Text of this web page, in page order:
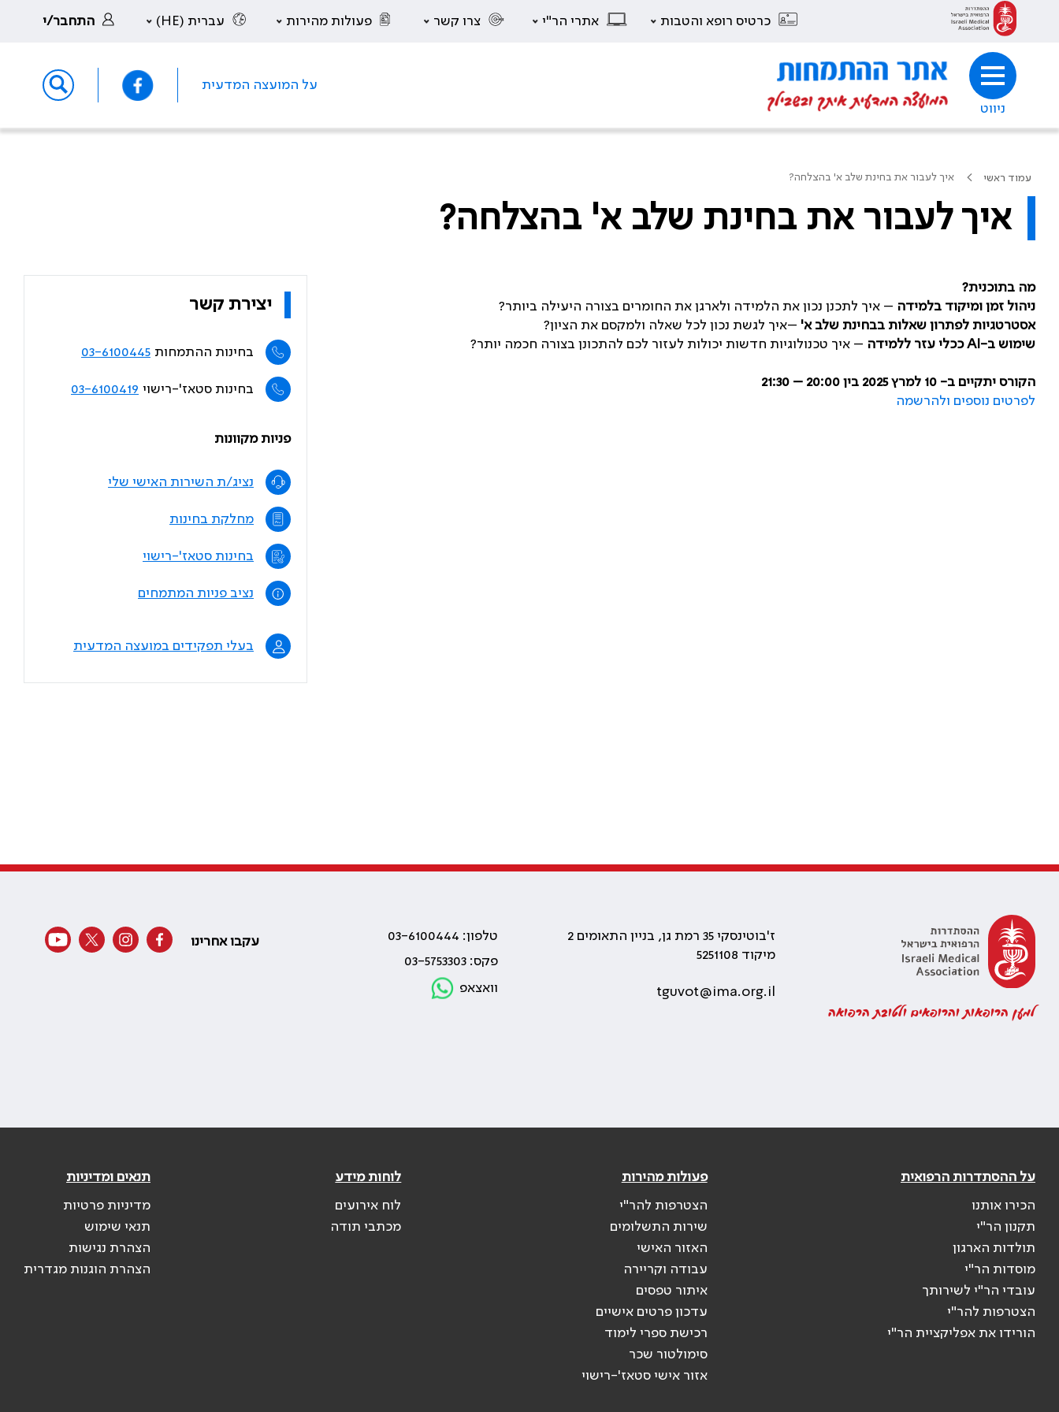
כרטיס רופא והטבות אתרי הר"י צרו קשר פעולות מהירות עברית (HE) התחבר/י
ניווט
על המועצה המדעית
עמוד ראשי איך לעבור את בחינת שלב א' בהצלחה?
איך לעבור את בחינת שלב א' בהצלחה?
מה בתוכנית?
ניהול זמן ומיקוד בלמידה – איך לתכנן נכון את הלמידה ולארגן את החומרים בצורה היעילה ביותר?
אסטרטגיות לפתרון שאלות בבחינת שלב א' –איך לגשת נכון לכל שאלה ולמקסם את הציון?
שימוש ב-AI ככלי עזר ללמידה – איך טכנולוגיות חדשות יכולות לעזור לכם להתכונן בצורה חכמה יותר?
הקורס יתקיים ב- 10 למרץ 2025 בין 20:00 – 21:30
לפרטים נוספים ולהרשמה
יצירת קשר
בחינות ההתמחות 03-6100445
בחינות סטאז'-רישוי 03-6100419
פניות מקוונות
נציג/ת השירות האישי שלי
מחלקת בחינות
בחינות סטאז'-רישוי
נציב פניות המתמחים
בעלי תפקידים במועצה המדעית
למען הרופאות והרופאים ולטובת הרפואה
ז'בוטינסקי 35 רמת גן, בניין התאומים 2
מיקוד 5251108
tguvot@ima.org.il
טלפון: 03-6100444
פקס: 03-5753303
וואצאפ
עקבו אחרינו
על ההסתדרות הרפואית
הכירו אותנו
תקנון הר"י
תולדות הארגון
מוסדות הר"י
עובדי הר"י לשירותך
הצטרפות להר"י
הורידו את אפליקציית הר"י
פעולות מהירות
הצטרפות להר"י
שירות התשלומים
האזור האישי
עבודה וקריירה
איתור טפסים
עדכון פרטים אישיים
רכישת ספרי לימוד
סימולטור שכר
אזור אישי סטאז'-רישוי
לוחות מידע
לוח אירועים
מכתבי תודה
תנאים ומדיניות
מדיניות פרטיות
תנאי שימוש
הצהרת נגישות
הצהרת הוגנות מגדרית